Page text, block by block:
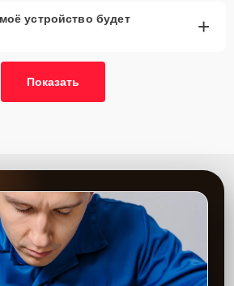
устройство будет
+
Показать